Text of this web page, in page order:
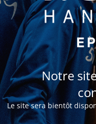
Notre
Le site sera bientôt